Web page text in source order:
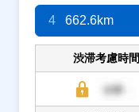
4 662.6km
渋滞考慮時間